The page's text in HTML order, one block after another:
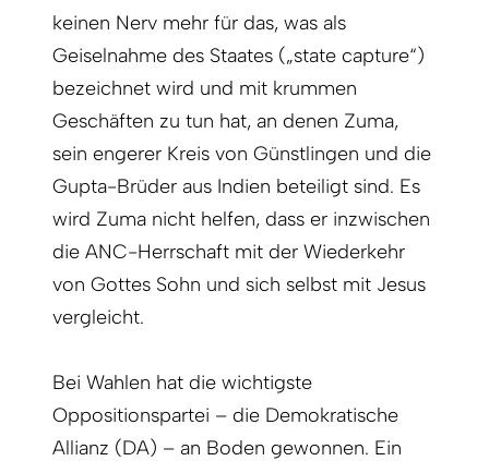
keinen Nerv mehr für das, was als
Geiselnahme des Staates („state capture“)
bezeichnet wird und mit krummen
Geschäften zu tun hat, an denen Zuma,
sein engerer Kreis von Günstlingen und die
Gupta-Brüder aus Indien beteiligt sind. Es
wird Zuma nicht helfen, dass er inzwischen
die ANC-Herrschaft mit der Wiederkehr
von Gottes Sohn und sich selbst mit Jesus
vergleicht.
Bei Wahlen hat die wichtigste
Oppositionspartei – die Demokratische
Allianz (DA) – an Boden gewonnen. Ein